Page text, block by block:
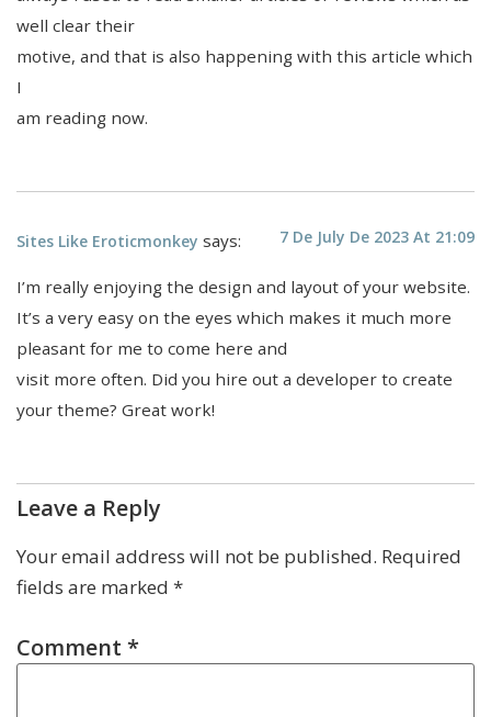
well clear their
motive, and that is also happening with this article which
I
am reading now.
Sites Like Eroticmonkey says: 7 De July De 2023 At 21:09
I’m really enjoying the design and layout of your website.
It’s a very easy on the eyes which makes it much more
pleasant for me to come here and
visit more often. Did you hire out a developer to create
your theme? Great work!
Leave a Reply
Your email address will not be published. Required
fields are marked *
Comment *